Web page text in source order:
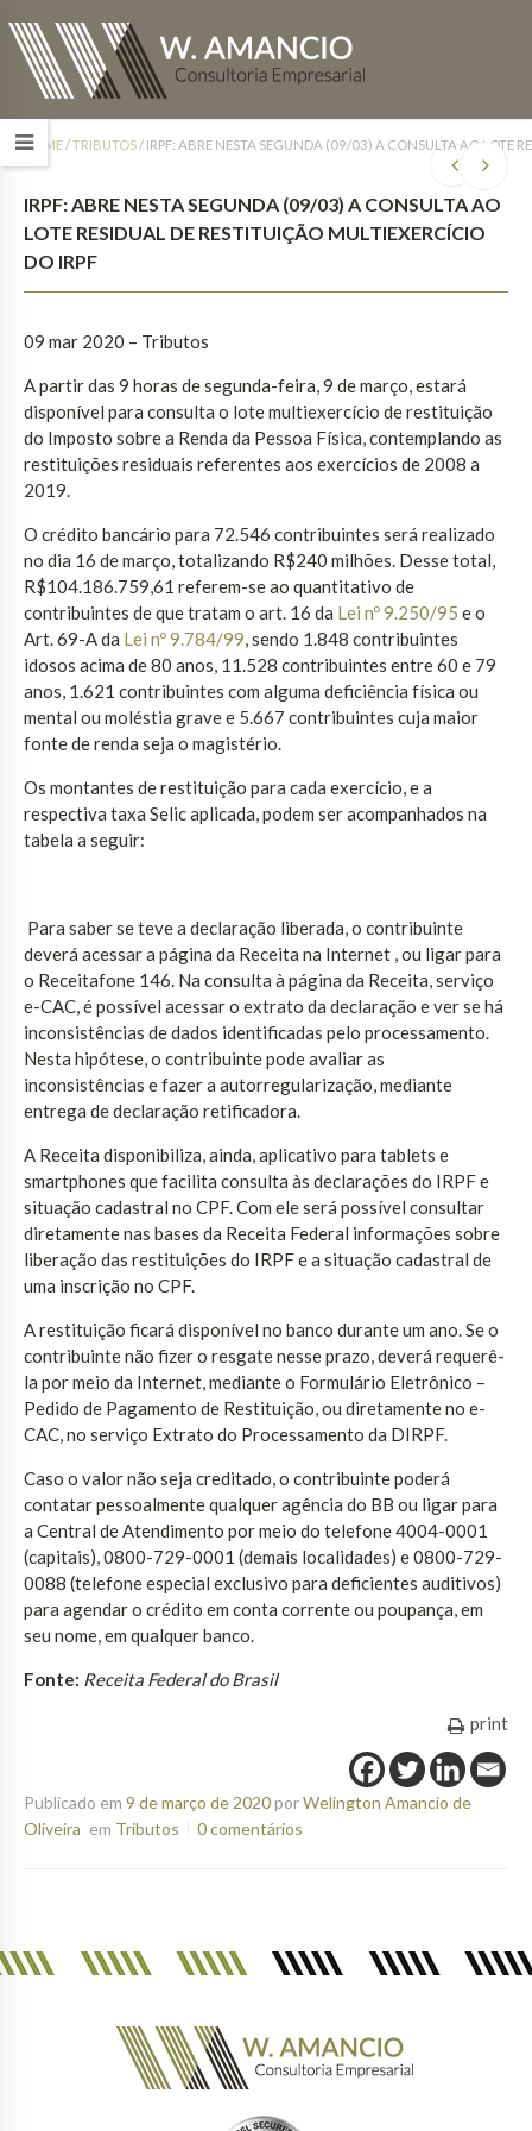
HOME/TRIBUTOS/ IRPF: ABRE NESTA SEGUNDA (09/03) A CONSULTA AO LOTE
IRPF: ABRE NESTA SEGUNDA (09/03) A CONSULTA AO
LOTE RESIDUAL DE RESTITUIÇÃO MULTIEXERCÍCIO
DO IRPF
09 mar 2020 – Tributos
A partir das 9 horas de segunda-feira, 9 de março, estará
disponível para consulta o lote multiexercício de restituição
do Imposto sobre a Renda da Pessoa Física, contemplando as
restituições residuais referentes aos exercícios de 2008 a
2019.
O crédito bancário para 72.546 contribuintes será realizado
no dia 16 de março, totalizando R$240 milhões. Desse total,
R$104.186.759,61 referem-se ao quantitativo de
contribuintes de que tratam o art. 16 da Lei nº 9.250/95 e o
Art. 69-A da Lei nº 9.784/99, sendo 1.848 contribuintes
idosos acima de 80 anos, 11.528 contribuintes entre 60 e 79
anos, 1.621 contribuintes com alguma deficiência física ou
mental ou moléstia grave e 5.667 contribuintes cuja maior
fonte de renda seja o magistério.
Os montantes de restituição para cada exercício, e a
respectiva taxa Selic aplicada, podem ser acompanhados na
tabela a seguir:
Para saber se teve a declaração liberada, o contribuinte
deverá acessar a página da Receita na Internet , ou ligar para
o Receitafone 146. Na consulta à página da Receita, serviço
e-CAC, é possível acessar o extrato da declaração e ver se há
inconsistências de dados identificadas pelo processamento.
Nesta hipótese, o contribuinte pode avaliar as
inconsistências e fazer a autorregularização, mediante
entrega de declaração retificadora.
A Receita disponibiliza, ainda, aplicativo para tablets e
smartphones que facilita consulta às declarações do IRPF e
situação cadastral no CPF. Com ele será possível consultar
diretamente nas bases da Receita Federal informações sobre
liberação das restituições do IRPF e a situação cadastral de
uma inscrição no CPF.
A restituição ficará disponível no banco durante um ano. Se o
contribuinte não fizer o resgate nesse prazo, deverá requerê-
la por meio da Internet, mediante o Formulário Eletrônico –
Pedido de Pagamento de Restituição, ou diretamente no e-
CAC, no serviço Extrato do Processamento da DIRPF.
Caso o valor não seja creditado, o contribuinte poderá
contatar pessoalmente qualquer agência do BB ou ligar para
a Central de Atendimento por meio do telefone 4004-0001
(capitais), 0800-729-0001 (demais localidades) e 0800-729-
0088 (telefone especial exclusivo para deficientes auditivos)
para agendar o crédito em conta corrente ou poupança, em
seu nome, em qualquer banco.
Fonte: Receita Federal do Brasil
print
Publicado em 9 de março de 2020porWelington Amancio de
Oliveira em Tributos 0 comentários